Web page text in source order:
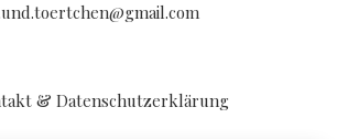
& Datenschutzerklärung